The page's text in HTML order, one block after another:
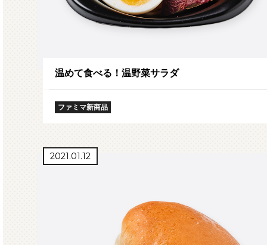
温めて食べる！温野菜サラダ
ファミマ新商品
2021.01.12